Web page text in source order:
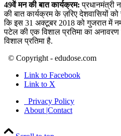
49वें मन की बात कार्यक्रम: प्रधानमंत्री
की बात कार्यक्रम के ज़रिए देशवासियों
कि इस 31 अक्टूबर 2018 को गुजरात में
पटेल की एक विशाल प्रतिमा का अनावरण
विशाल प्रतिमा है.
© Copyright - edudose.com
Link to Facebook
Link to X
Privacy Policy
About |Contact